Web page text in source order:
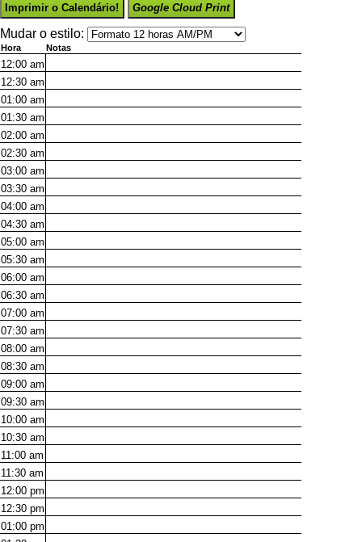
Imprimir o Calendário! Google Cloud Print
Mudar o estilo:
Hora Notas
12:00 am
12:30 am
01:00 am
01:30 am
02:00 am
02:30 am
03:00 am
03:30 am
04:00 am
04:30 am
05:00 am
05:30 am
06:00 am
06:30 am
07:00 am
07:30 am
08:00 am
08:30 am
09:00 am
09:30 am
10:00 am
10:30 am
11:00 am
11:30 am
12:00 pm
12:30 pm
01:00 pm